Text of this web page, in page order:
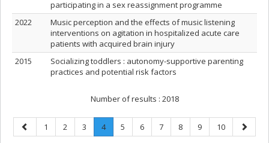
participating in a sex reassignment programme
2022
Music perception and the effects of music listening
interventions on agitation in hospitalized acute care
patients with acquired brain injury
2015
Socializing toddlers : autonomy-supportive parenting
practices and potential risk factors
Number of results : 2018
Previous
page
Page
1 Page
2 Page
3 Page
4.
Current
Page
5 Page
6 Page
7 Page
8 Page
9 Page
10
Next
page